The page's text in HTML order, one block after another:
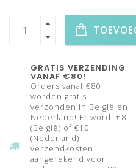
GRATIS VERZENDING
VANAF €80!
Orders vanaf €80
worden gratis
verzonden in België en
Nederland! Er wordt €8
(België) of €10
(Nederland)
verzendkosten
aangerekend voor